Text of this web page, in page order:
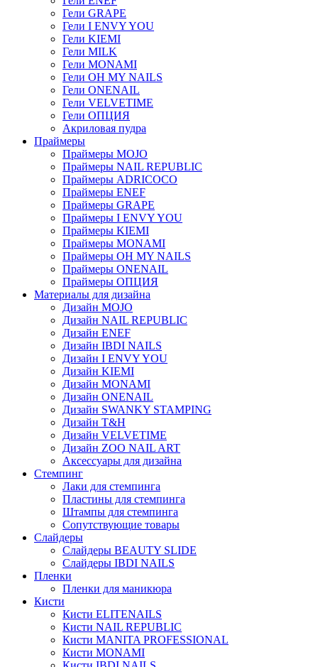
Гели GRAPE
Гели I ENVY YOU
Гели KIEMI
Гели MILK
Гели MONAMI
Гели OH MY NAILS
Гели ONENAIL
Гели VELVETIME
Гели ОПЦИЯ
Акриловая пудра
Праймеры
Праймеры MOJO
Праймеры NAIL REPUBLIC
Праймеры ADRICOCO
Праймеры ENEF
Праймеры GRAPE
Праймеры I ENVY YOU
Праймеры KIEMI
Праймеры MONAMI
Праймеры OH MY NAILS
Праймеры ONENAIL
Праймеры ОПЦИЯ
Материалы для дизайна
Дизайн MOJO
Дизайн NAIL REPUBLIC
Дизайн ENEF
Дизайн IBDI NAILS
Дизайн I ENVY YOU
Дизайн KIEMI
Дизайн MONAMI
Дизайн ONENAIL
Дизайн SWANKY STAMPING
Дизайн T&H
Дизайн VELVETIME
Дизайн ZOO NAIL ART
Аксессуары для дизайна
Стемпинг
Лаки для стемпинга
Пластины для стемпинга
Штампы для стемпинга
Сопутствующие товары
Слайдеры
Слайдеры BEAUTY SLIDE
Слайдеры IBDI NAILS
Пленки
Пленки для маникюра
Кисти
Кисти ELITENAILS
Кисти NAIL REPUBLIC
Кисти MANITA PROFESSIONAL
Кисти MONAMI